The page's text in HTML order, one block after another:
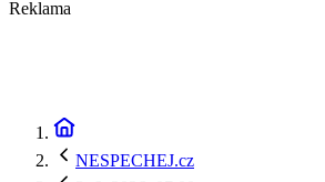
Reklama
NESPECHEJ.cz